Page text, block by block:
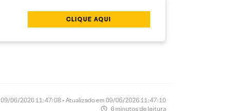
CLIQUE AQUI
09/06/2026 11:47:08 • Atualizado em 09/06/2026 11:47:10
6 minutos de leitura